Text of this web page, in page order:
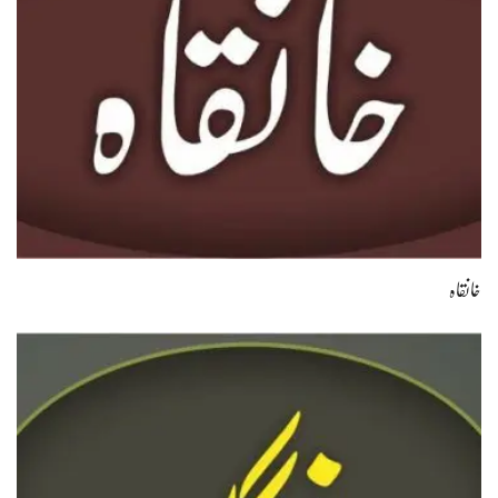
خانقاہ